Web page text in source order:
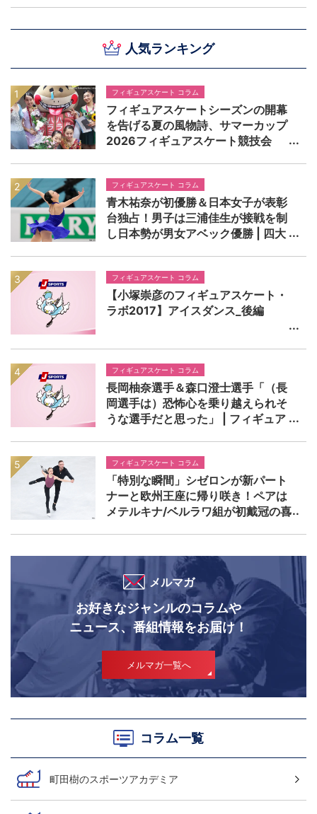
人気ランキング
フィギュアスケート コラム
フィギュアスケートシーズンの開幕
を告げる夏の風物詩、サマーカップ
2026フィギュアスケート競技会
フィギュアスケート コラム
青木祐奈が初優勝＆日本女子が表彰
台独占！男子は三浦佳生が接戦を制
し日本勢が男女アベック優勝 | 四大
フィギュアスケート コラム
【小塚崇彦のフィギュアスケート・
ラボ2017】アイスダンス_後編
フィギュアスケート コラム
長岡柚奈選手＆森口澄士選手「（長
岡選手は）恐怖心を乗り越えられそ
うな選手だと思った」 | フィギュア
フィギュアスケート コラム
「特別な瞬間」シゼロンが新パート
ナーと欧州王座に帰り咲き！ペアは
メテルキナ/ベルラワ組が初戴冠の喜
ンス レビュー
メルマガ
お好きなジャンルのコラムや
ニュース、番組情報をお届け！
メルマガ一覧へ
コラム一覧
町田樹のスポーツアカデミア